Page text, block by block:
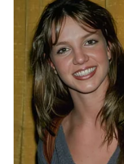
Так що, дівчатка, не
робила я, а краще